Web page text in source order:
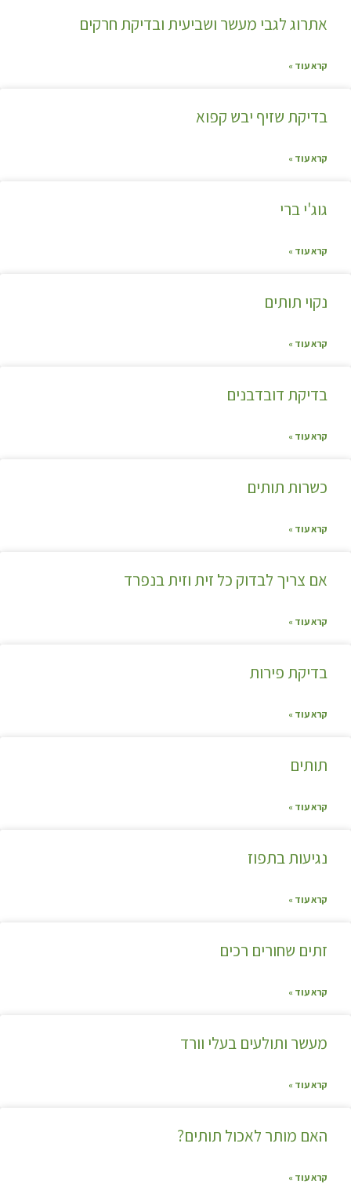
אתרוג לגבי מעשר ושביעית ובדיקת חרקים
קרא עוד »
בדיקת שזיף יבש קפוא
קרא עוד »
גוג'י ברי
קרא עוד »
נקוי תותים
קרא עוד »
בדיקת דובדבנים
קרא עוד »
כשרות תותים
קרא עוד »
אם צריך לבדוק כל זית וזית בנפרד
קרא עוד »
בדיקת פירות
קרא עוד »
תותים
קרא עוד »
נגיעות בתפוז
קרא עוד »
זתים שחורים רכים
קרא עוד »
מעשר ותולעים בעלי וורד
קרא עוד »
האם מותר לאכול תותים?
קרא עוד »